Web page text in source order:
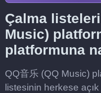
Çalma
Music)
platformuna
QQ音乐 (QQ Music)
listesinin herkese açık